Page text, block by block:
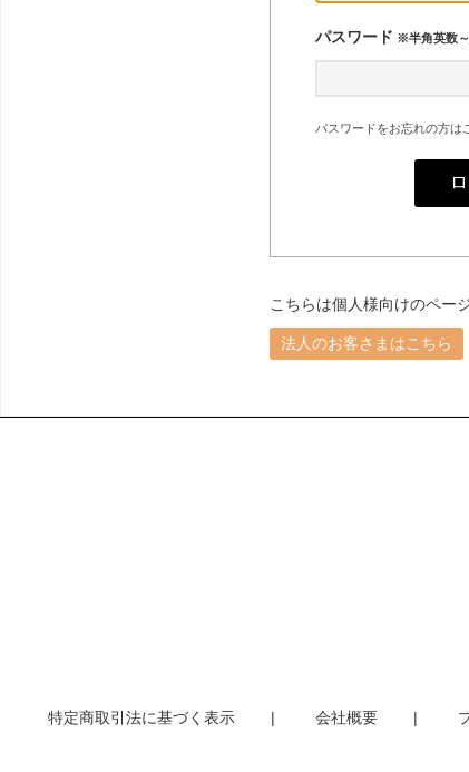
パスワード ※半角英数
パスワードをお忘れの方は
こちらは個人様向けのペー
法人のお客さまはこちら
特定商取引法に基づく表示 会社概要